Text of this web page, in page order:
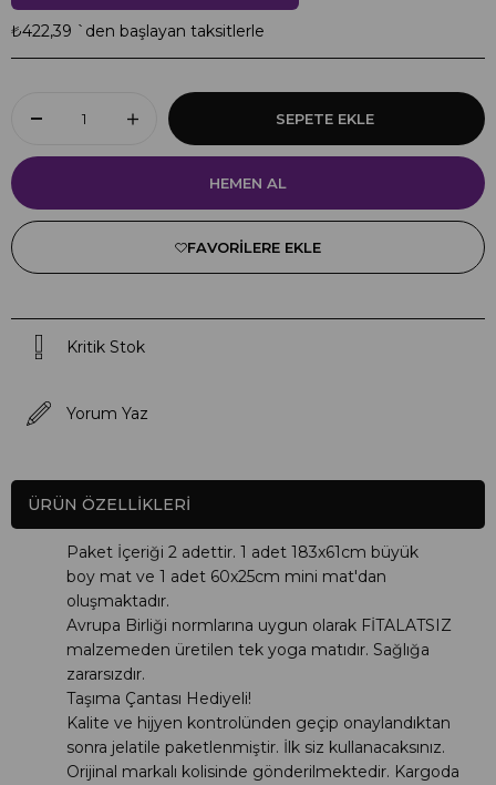
₺422,39 `den başlayan taksitlerle
FAVORILERE EKLE
Kritik Stok
Yorum Yaz
ÜRÜN ÖZELLIKLERI
Paket İçeriği 2 adettir. 1 adet 183x61cm büyük
boy mat ve 1 adet 60x25cm mini mat'dan
oluşmaktadır.
Avrupa Birliği normlarına uygun olarak FİTALATSIZ
malzemeden üretilen tek yoga matıdır. Sağlığa
zararsızdır.
Taşıma Çantası Hediyeli!
Kalite ve hijyen kontrolünden geçip onaylandıktan
sonra jelatile paketlenmiştir. İlk siz kullanacaksınız.
Orijinal markalı kolisinde gönderilmektedir. Kargoda